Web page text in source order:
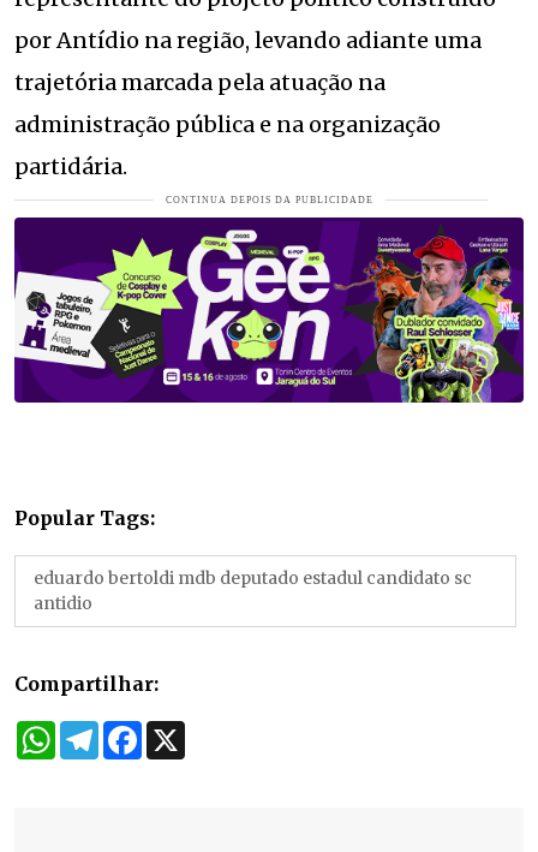
por Antídio na região, levando adiante uma
trajetória marcada pela atuação na
administração pública e na organização
partidária.
Popular Tags:
eduardo bertoldi mdb deputado estadul candidato sc
antidio
Compartilhar:
WhatsApp
TelegramFacebook